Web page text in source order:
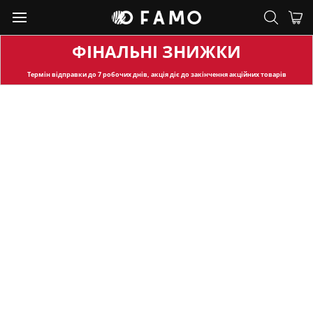
ФІНАЛЬНІ ЗНИЖКИ
Термін відправкидо 7 робочих днів, акція діє до закінчення акційних товарів